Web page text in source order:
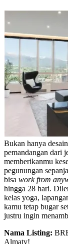
Bukan hanya
pemandangan dari
memberikanmu
pegunungan
bisa work from
hingga 28 hari.
kelas yoga,
kamu tetap bugar
justru ingin
Nama Listing:
Almaty!